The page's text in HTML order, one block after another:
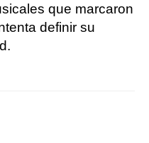
que marcaron
definir su